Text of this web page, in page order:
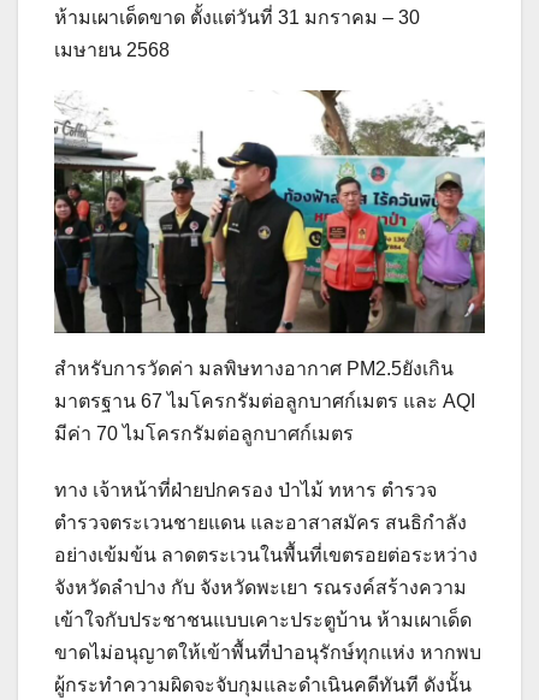
ห้ามเผาเด็ดขาด ตั้งแต่วันที่ 31 มกราคม – 30
เมษายน 2568
สำหรับการวัดค่า มลพิษทางอากาศ PM2.5ยังเกิน
มาตรฐาน 67 ไมโครกรัมต่อลูกบาศก์เมตร และ AQI
มีค่า 70 ไมโครกรัมต่อลูกบาศก์เมตร
ทาง เจ้าหน้าที่ฝ่ายปกครอง ป่าไม้ ทหาร ตำรวจ
ตำรวจตระเวนชายแดน และอาสาสมัคร สนธิกำลัง
อย่างเข้มข้น ลาดตระเวนในพื้นที่เขตรอยต่อระหว่าง
จังหวัดลำปาง กับ จังหวัดพะเยา รณรงค์สร้างความ
เข้าใจกับประชาชนแบบเคาะประตูบ้าน ห้ามเผาเด็ด
ขาดไม่อนุญาตให้เข้าพื้นที่ป่าอนุรักษ์ทุกแห่ง หากพบ
ผู้กระทำความผิดจะจับกุมและดำเนินคดีทันที ดังนั้น